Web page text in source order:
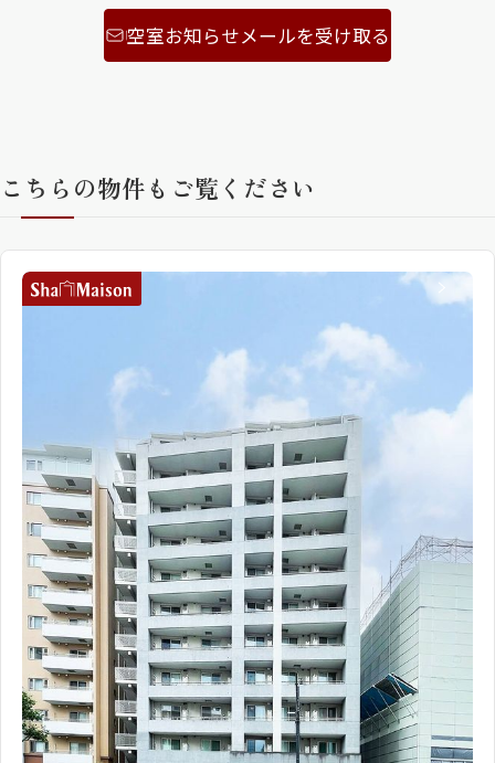
空室お知らせメールを受け取る
こちらの物件もご覧ください